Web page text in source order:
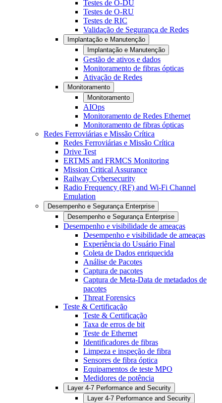
Testes de O-DU
Testes de O-RU
Testes de RIC
Validação de Segurança de Redes
Implantação e Manutenção
Implantação e Manutenção
Gestão de ativos e dados
Monitoramento de fibras ópticas
Ativação de Redes
Monitoramento
Monitoramento
AIOps
Monitoramento de Redes Ethernet
Monitoramento de fibras ópticas
Redes Ferroviárias e Missão Crítica
Redes Ferroviárias e Missão Crítica
Drive Test
ERTMS and FRMCS Monitoring
Mission Critical Assurance
Railway Cybersecurity
Radio Frequency (RF) and Wi-Fi Channel
Emulation
Desempenho e Segurança Enterprise
Desempenho e Segurança Enterprise
Desempenho e visibilidade de ameaças
Desempenho e visibilidade de ameaças
Experiência do Usuário Final
Coleta de Dados enriquecida
Análise de Pacotes
Captura de pacotes
Captura de Meta-Data de metadados de
pacotes
Threat Forensics
Teste & Certificação
Teste & Certificação
Taxa de erros de bit
Teste de Ethernet
Identificadores de fibras
Limpeza e inspeção de fibra
Sensores de fibra óptica
Equipamentos de teste MPO
Medidores de potência
Layer 4-7 Performance and Security
Layer 4-7 Performance and Security